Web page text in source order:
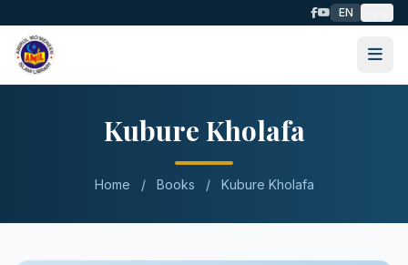
EN
Kubure Kholafa
Home / Books / Kubure Kholafa